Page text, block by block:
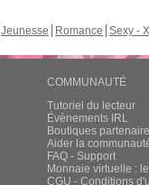
Jeunesse Romance Sexy -
COMMUNAUTÉ
Tutoriel du lecteur
Évènements IRL
Boutiques
Aider la
FAQ - Support
Monnaie virtuelle :
CGU - Conditions